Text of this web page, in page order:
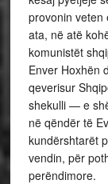
provonin veten
ata, në atë
komunistët
Enver Hoxhën
qeverisur
shekulli — e
në qëndër të
kundërshtarët
vendin, për
perëndimore.